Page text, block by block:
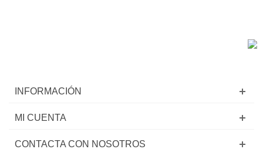
INFORMACIÓN
MI CUENTA
CONTACTA CON NOSOTROS